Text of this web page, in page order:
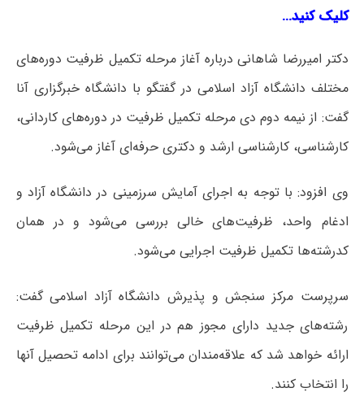
کلیک کنید…
دکتر امیررضا شاهانی درباره آغاز مرحله تکمیل ظرفیت دوره‌های
مختلف دانشگاه آزاد اسلامی در گفتگو با دانشگاه خبرگزاری آنا
گفت: از نیمه دوم دی مرحله تکمیل ظرفیت در دوره‌های کاردانی،
کارشناسی، کارشناسی ارشد و دکتری حرفه‌ای آغاز می‌شود.
وی افزود:‌ با توجه به اجرای آمایش سرزمینی در دانشگاه‌ آزاد و
ادغام واحد، ظرفیت‌های خالی بررسی می‌شود و در همان
کدرشته‌ها تکمیل ظرفیت اجرایی می‌شود.
سرپرست مرکز سنجش و پذیرش دانشگاه آزاد اسلامی گفت:
رشته‌های جدید دارای مجوز هم در این مرحله تکمیل ظرفیت
ارائه خواهد شد که علاقه‌مندان می‌توانند برای ادامه تحصیل آنها
را انتخاب کنند.